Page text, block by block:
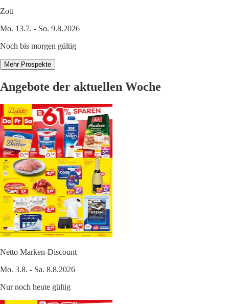
Zott
Mo. 13.7. - So. 9.8.2026
Noch bis morgen gültig
Mehr Prospekte
Angebote der aktuellen Woche
Netto Marken-Discount
Mo. 3.8. - Sa. 8.8.2026
Nur noch heute gültig